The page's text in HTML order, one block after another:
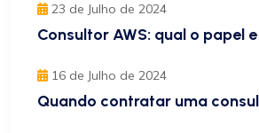
23 de Julho de 2024
Consultor AWS: qual o papel
16 de Julho de 2024
Quando contratar uma